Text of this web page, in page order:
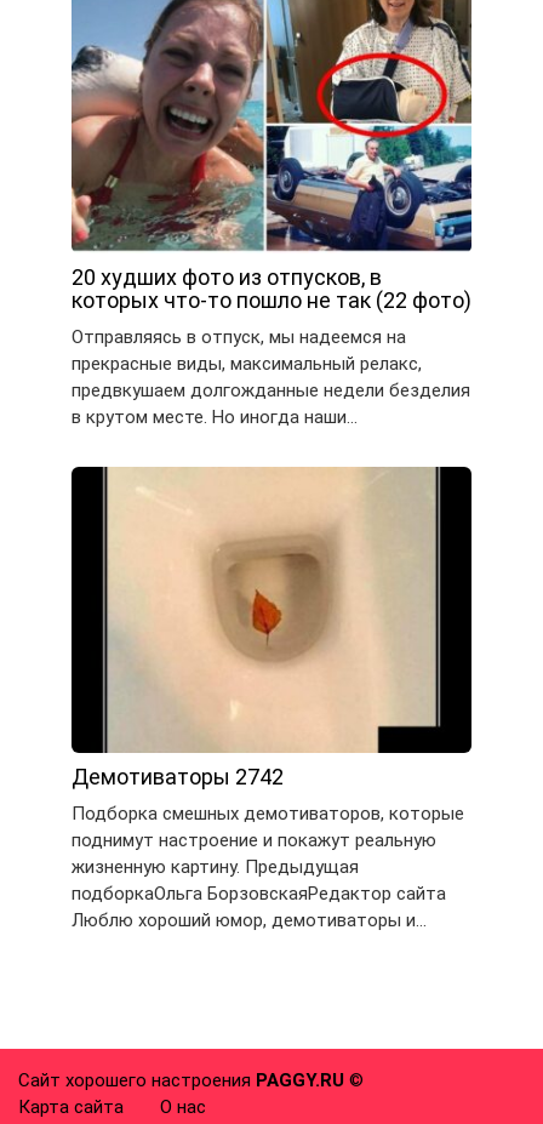
20 худших фото из отпусков, в
которых что-то пошло не так (22 фото)
Отправляясь в отпуск, мы надеемся на
прекрасные виды, максимальный релакс,
предвкушаем долгожданные недели безделия
в крутом месте. Но иногда наши…
Демотиваторы 2742
Подборка смешных демотиваторов, которые
поднимут настроение и покажут реальную
жизненную картину. Предыдущая
подборкаОльга БорзовскаяРедактор сайта
Люблю хороший юмор, демотиваторы и…
Сайт хорошего настроения PAGGY.RU ©
Карта сайта
О нас